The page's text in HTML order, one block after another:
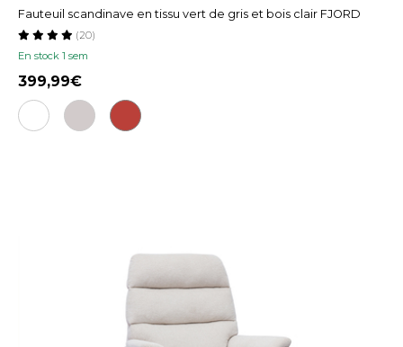
Fauteuil scandinave en tissu vert de gris et bois clair FJORD
En stock 1 sem
(20)
399,99